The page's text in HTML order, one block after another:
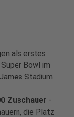
als erstes
Bowl im
Stadium
Zuschauer -
die Platz